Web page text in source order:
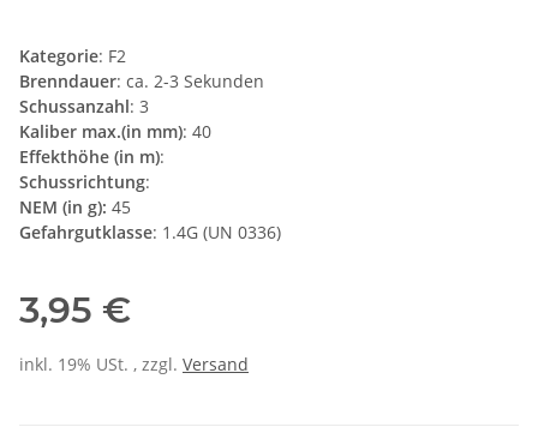
Kategorie: F2
Brenndauer: ca. 2-3 Sekunden
Schussanzahl: 3
Kaliber max.(in mm): 40
Effekthöhe (in m):
Schussrichtung:
NEM (in g): 45
Gefahrgutklasse: 1.4G (UN 0336)
3,95 €
inkl. 19% USt. , zzgl. Versand